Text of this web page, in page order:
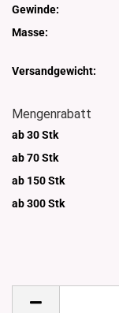
Gewinde:
Masse:
Versandgewicht:
Mengenrabatt
ab 30 Stk
ab 70 Stk
ab 150 Stk
ab 300Stk